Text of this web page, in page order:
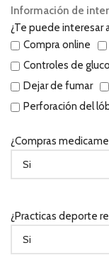
Información de
¿Te puede interesar
Compra online
Controles de
Dejar de fumar
Perforación del
¿Compras
¿Practicas deporte